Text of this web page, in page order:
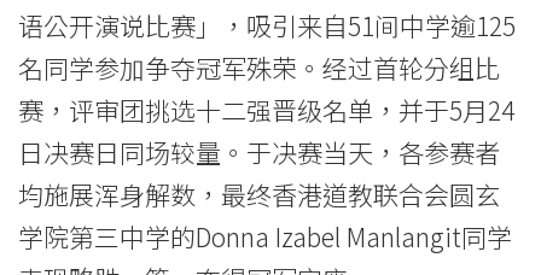
升
中
学
生
公
语公开演说比赛」，吸引来自51间中学逾125
名同学参加争夺冠军殊荣。经过首轮分组比
赛，评审团挑选十二强晋级名单，并于5月24
日决赛日同场较量。于决赛当天，各参赛者
均施展浑身解数，最终香港道教联合会圆玄
学院第三中学的Donna Izabel Manlangit同学